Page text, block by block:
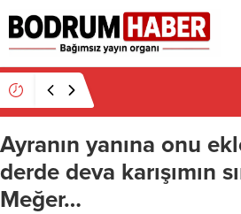
Navigasyon mu
Ayranın yanına onu
derde deva karışımın
Meğer…